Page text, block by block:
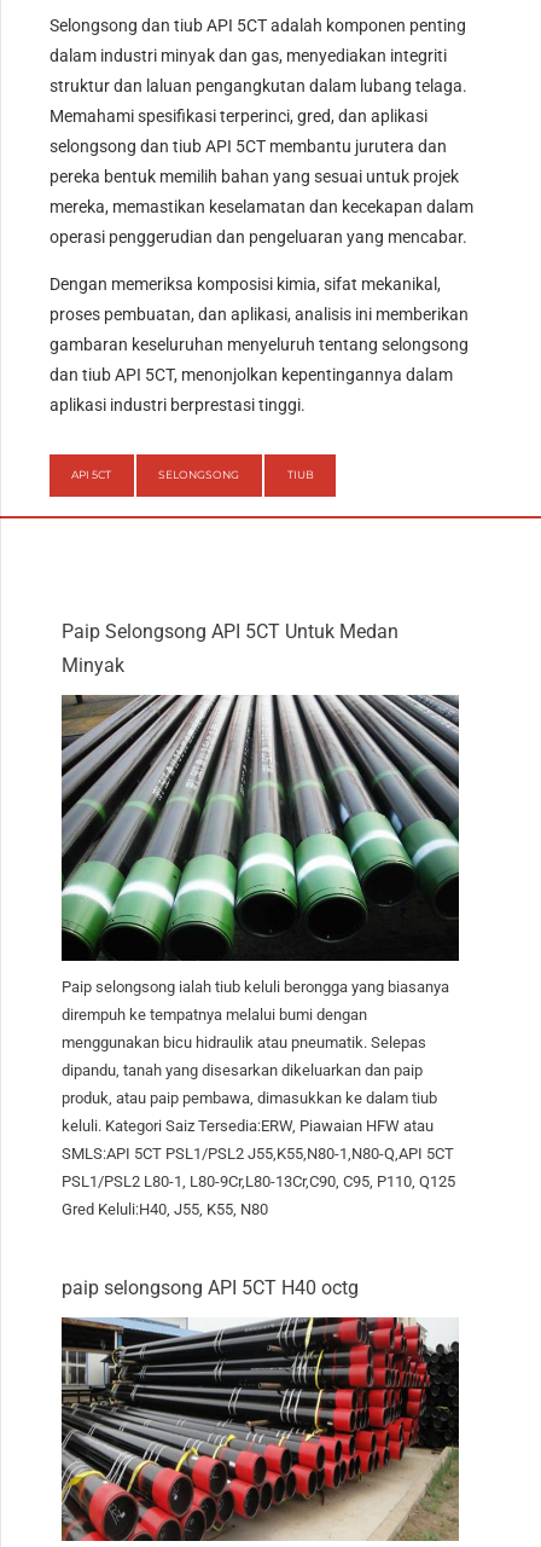
Selongsong dan tiub API 5CT adalah komponen penting
dalam industri minyak dan gas, menyediakan integriti
struktur dan laluan pengangkutan dalam lubang telaga.
Memahami spesifikasi terperinci, gred, dan aplikasi
selongsong dan tiub API 5CT membantu jurutera dan
pereka bentuk memilih bahan yang sesuai untuk projek
mereka, memastikan keselamatan dan kecekapan dalam
operasi penggerudian dan pengeluaran yang mencabar.
Dengan memeriksa komposisi kimia, sifat mekanikal,
proses pembuatan, dan aplikasi, analisis ini memberikan
gambaran keseluruhan menyeluruh tentang selongsong
dan tiub API 5CT, menonjolkan kepentingannya dalam
aplikasi industri berprestasi tinggi.
API 5CT SELONGSONG TIUB
Paip Selongsong API 5CT Untuk Medan
Minyak
Paip selongsong ialah tiub keluli berongga yang biasanya
dirempuh ke tempatnya melalui bumi dengan
menggunakan bicu hidraulik atau pneumatik. Selepas
dipandu, tanah yang disesarkan dikeluarkan dan paip
produk, atau paip pembawa, dimasukkan ke dalam tiub
keluli. Kategori Saiz Tersedia:ERW, Piawaian HFW atau
SMLS:API 5CT PSL1/PSL2 J55,K55,N80-1,N80-Q,API 5CT
PSL1/PSL2 L80-1, L80-9Cr,L80-13Cr,C90, C95, P110, Q125
Gred Keluli:H40, J55, K55, N80
paip selongsong API 5CT H40 octg